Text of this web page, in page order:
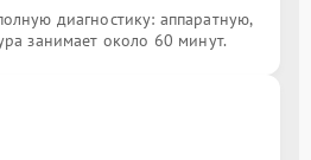
диагностику: аппаратную,
занимает около 60 минут.